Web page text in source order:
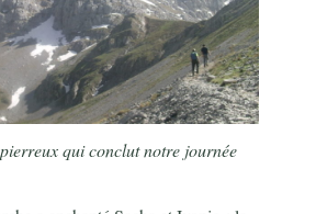
qui conclut notre journée